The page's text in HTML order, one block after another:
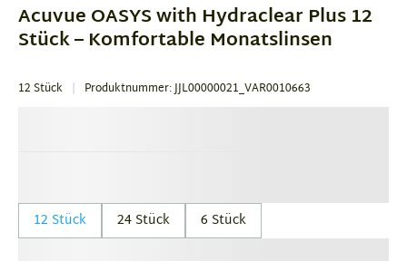
1
Acuvue OASYS with Hydraclear Plus 12
Stück – Komfortable Monatslinsen
12 Stück Produktnummer: JJL00000021_VAR0010663
12 Stück 24 Stück 6 Stück